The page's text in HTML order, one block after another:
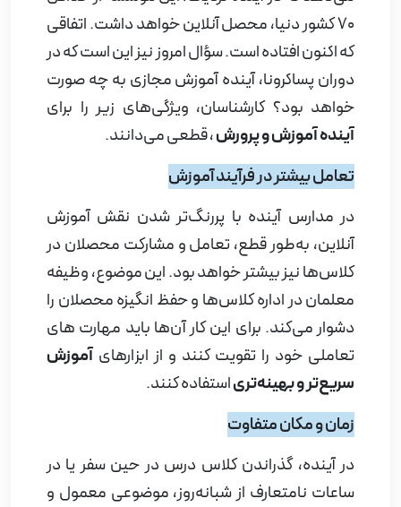
70 کشور دنیا، محصل آنلاین خواهد داشت. اتفاقی
که اکنون افتاده است. سؤال امروز نیز این است که در
دوران پساکرونا، آینده آموزش مجازی به چه صورت
خواهد بود؟ کارشناسان، ویژگی‌های زیر را برای
آینده آموزش و پرورش، قطعی می‌دانند.
تعامل بیشتر در فرآیند آموزش
در مدارس آینده با پررنگ‌تر شدن نقش آموزش
آنلاین، به‌طور قطع، تعامل و مشارکت محصلان در
کلاس‌ها نیز بیشتر خواهد بود. این موضوع، وظیفه
معلمان در اداره کلاس‌ها و حفظ انگیزه محصلان را
دشوار می‌کند. برای این کار آن‌ها باید مهارت ‌های
تعاملی خود را تقویت کنند و از ابزارهای آموزش
سریع‌تر و بهینه‌تریاستفاده کنند.
زمان و مکان متفاوت
در آینده، گذراندن کلاس درس در حین سفر یا در
ساعات نامتعارف از شبانه‌روز، موضوعی معمول و